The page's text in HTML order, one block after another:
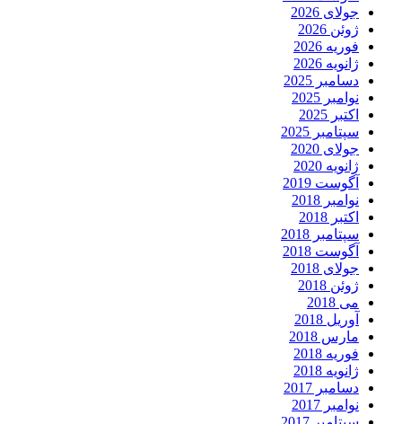
جولای 2026
ژوئن 2026
فوریه 2026
ژانویه 2026
دسامبر 2025
نوامبر 2025
اکتبر 2025
سپتامبر 2025
جولای 2020
ژانویه 2020
آگوست 2019
نوامبر 2018
اکتبر 2018
سپتامبر 2018
آگوست 2018
جولای 2018
ژوئن 2018
می 2018
آوریل 2018
مارس 2018
فوریه 2018
ژانویه 2018
دسامبر 2017
نوامبر 2017